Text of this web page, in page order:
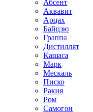
Абсент
Аквавит
Арцах
Байцзю
Граппа
Дистиллят
Кашаса
Марк
Мескаль
Писко
Ракия
Ром
Самогон